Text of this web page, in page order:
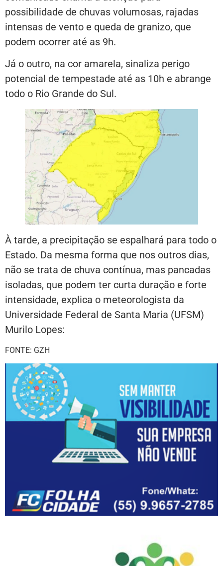
possibilidade de chuvas volumosas, rajadas
intensas de vento e queda de granizo, que
podem ocorrer até as 9h.
Já o outro, na cor amarela, sinaliza perigo
potencial de tempestade até as 10h e abrange
todo o Rio Grande do Sul.
À tarde, a precipitação se espalhará para todo o
Estado. Da mesma forma que nos outros dias,
não se trata de chuva contínua, mas pancadas
isoladas, que podem ter curta duração e forte
intensidade, explica o meteorologista da
Universidade Federal de Santa Maria (UFSM)
Murilo Lopes:
FONTE: GZH